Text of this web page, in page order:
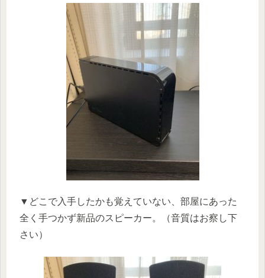
▼どこで入手したかも覚えていない、部屋にあった
全く手つかず新品のスピーカー。（音質はお察し下
さい）